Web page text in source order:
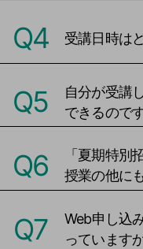
Q4 受講日時は
Q5
自分が受講
できるので
Q6
「夏期特別
授業の他に
Q7
Web申し込
っています